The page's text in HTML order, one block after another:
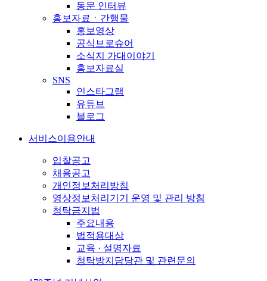
동문 인터뷰
홍보자료ㆍ간행물
홍보영상
공식브로슈어
소식지 가대이야기
홍보자료실
SNS
인스타그램
유튜브
블로그
서비스이용안내
입찰공고
채용공고
개인정보처리방침
영상정보처리기기 운영 및 관리 방침
청탁금지법
주요내용
법적용대상
교육 · 설명자료
청탁방지담당관 및 관련문의